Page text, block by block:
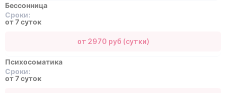
Бессонница
Сроки:
от 7 суток
от 2970 руб (сутки)
Психосоматика
Сроки:
от 7 суток